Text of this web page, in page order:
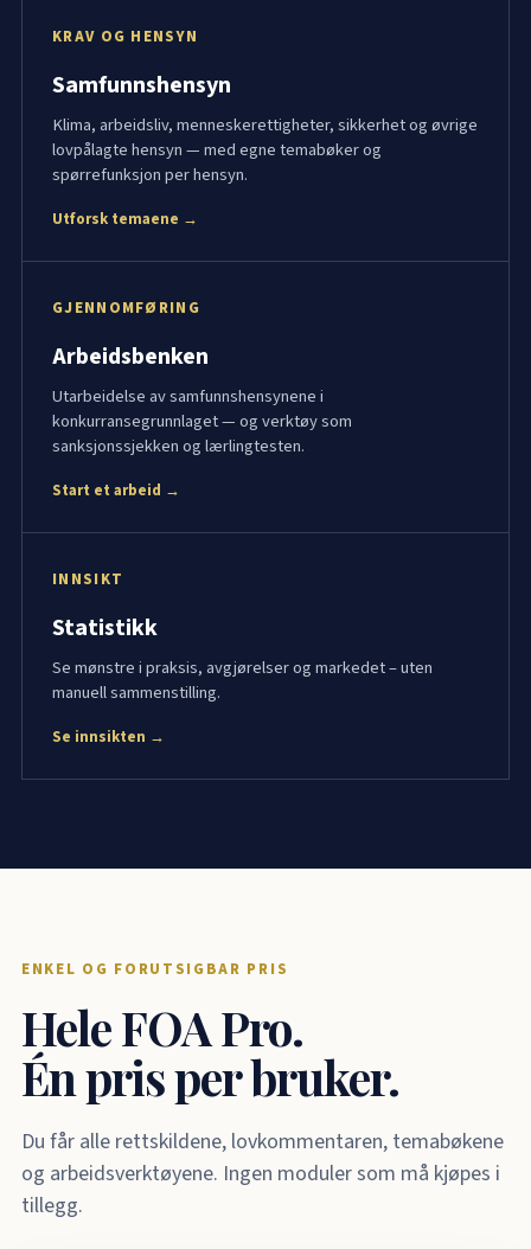
KRAV OG HENSYN
Samfunnshensyn
Klima, arbeidsliv, menneskerettigheter, sikkerhet og øvrige
lovpålagte hensyn — med egne temabøker og
spørrefunksjon per hensyn.
Utforsk temaene →
GJENNOMFØRING
Arbeidsbenken
Utarbeidelse av samfunnshensynene i
konkurransegrunnlaget — og verktøy som
sanksjonssjekken og lærlingtesten.
Start et arbeid →
INNSIKT
Statistikk
Se mønstre i praksis, avgjørelser og markedet – uten
manuell sammenstilling.
Se innsikten →
ENKEL OG FORUTSIGBAR PRIS
Hele FOA Pro.
Én pris per bruker.
Du får alle rettskildene, lovkommentaren, temabøkene
og arbeidsverktøyene. Ingen moduler som må kjøpes i
tillegg.